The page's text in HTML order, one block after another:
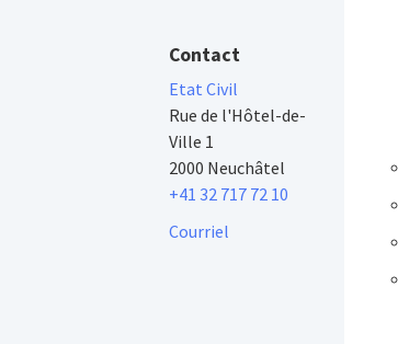
Contact
Etat Civil
Rue de l'Hôtel-de-
Ville 1
2000 Neuchâtel
+41 32 717 72 10
Courriel